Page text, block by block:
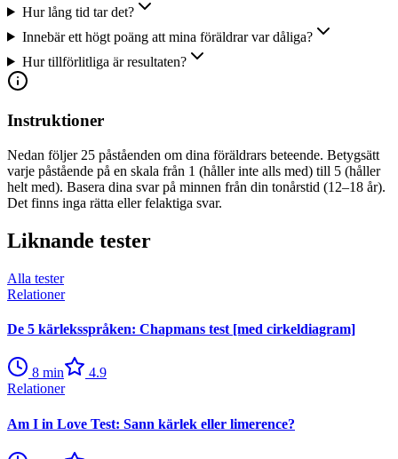
Hur lång tid tar det?
Innebär ett högt poäng att mina föräldrar var dåliga?
Hur tillförlitliga är resultaten?
Instruktioner
Nedan följer 25 påståenden om dina föräldrars beteende. Betygsätt
varje påstående på en skala från 1 (håller inte alls med) till 5 (håller
helt med). Basera dina svar på minnen från din tonårstid (12–18 år).
Det finns inga rätta eller felaktiga svar.
Liknande tester
Alla tester
Relationer
De 5 kärleksspråken: Chapmans test [med cirkeldiagram]
8 min
4.9
Relationer
Am I in Love Test: Sann kärlek eller limerence?